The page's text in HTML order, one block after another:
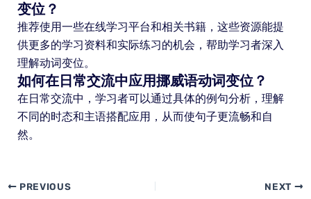
变位？
推荐使用一些在线学习平台和相关书籍，这些资源能提
供更多的学习资料和实际练习的机会，帮助学习者深入
理解动词变位。
如何在日常交流中应用挪威语动词变位？
在日常交流中，学习者可以通过具体的例句分析，理解
不同的时态和主语搭配应用，从而使句子更流畅和自
然。
PREVIOUS NEXT